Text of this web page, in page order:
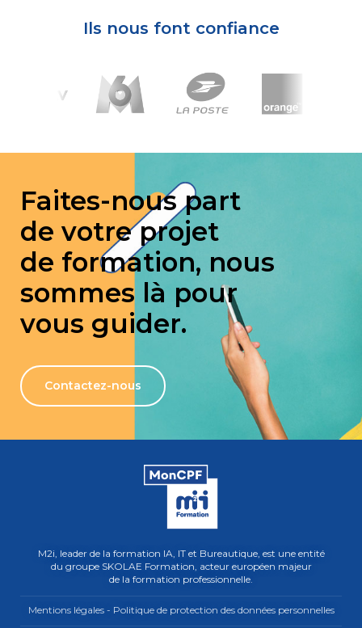
Ils nous font confiance
Faites-nous part
de votre projet
de formation, nous
sommes là pour
vous guider.
Contactez-nous
M2i, leader de la formation IA, IT et Bureautique, est une entité
du groupe SKOLAE Formation, acteur européen majeur
de la formation professionnelle.
Mentions légales - Politique de protection des données personnelles